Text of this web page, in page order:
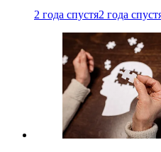
2 года спустя2 года